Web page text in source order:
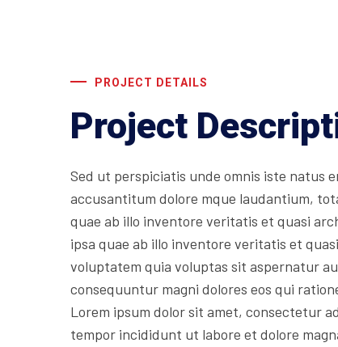
PROJECT DETAILS
Project
Sed ut perspiciatis unde omnis iste natus
accusantitum dolore mque laudantium,
quae ab illo inventore veritatis et quasi
ipsa quae ab illo inventore veritatis et
voluptatem quia voluptas sit aspernatur
consequuntur magni dolores eos qui
Lorem ipsum dolor sit amet, consectetur
tempor incididunt ut labore et dolore